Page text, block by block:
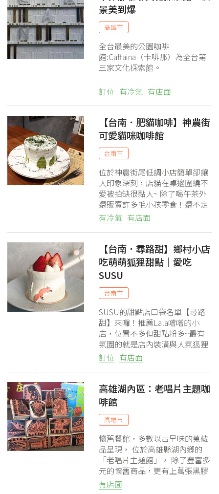
景美到爆
高雄市
全台最美的公園咖啡
館:Caffaina（卡啡那）為全台第
三家文化探索館。
訂位 有冷氣 有店面
【台南．肥貓咖啡】神農街
可愛貓咪咖啡館
台南市
位於神農街尾低調小店簡單卻讓
人印象深刻，店貓在桌邊圍繞不
愛被拍缺很黏人~ 除了喝午茶外
還販賣許多毛小孩零食！還不定
期推出限量現做甜點~
有冷氣 有店面
【台南．尋路甜】鄉村小店
吃萌萌狐狸甜點｜愛吃
SUSU
台南市
SUSU的甜點店口袋名單【尋路
甜】來囉！推薦Lala嚐嚐的小
店，位置不多但甜點粉多~最有
氛圍的就是店內裝潢與人氣狐狸
系甜點，好看的哪捨得吃啊
訂位 有店面
高雄湖內區：老唱片主題咖
啡館
高雄市
懷舊餐館，多數以古早味的蒐藏
品呈現， 位於高雄縣湖內鄉的
「老唱片主題館」， 除了豐富多
元的懷舊商品，更有上萬張黑膠
老唱片。
有店面